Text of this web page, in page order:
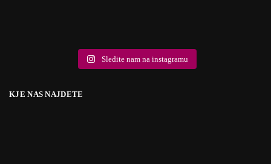
Sledite nam na instagramu
KJE NAS NAJDETE